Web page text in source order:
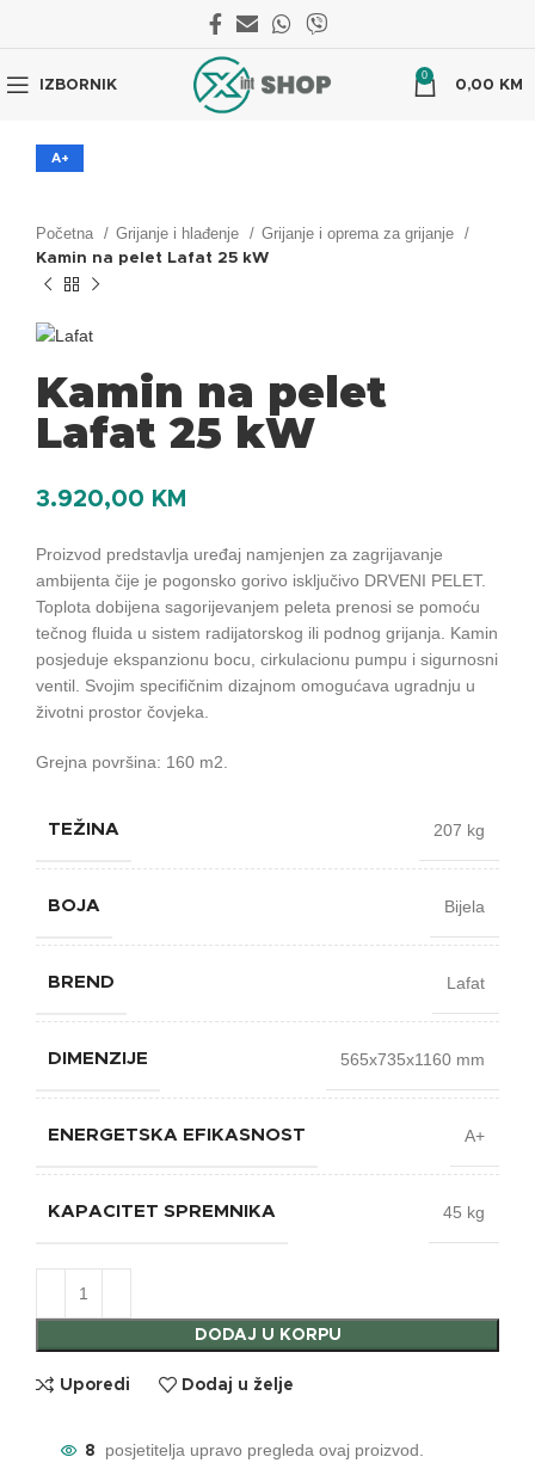
IZBORNIK
0
0,00 KM
A+
Početna Grijanje i hlađenje Grijanje i oprema za grijanje
Kamin na pelet Lafat 25 kW
Kamin na pelet
Lafat 25 kW
3.920,00 KM
Proizvod predstavlja uređaj namjenjen za zagrijavanje
ambijenta čije je pogonsko gorivo isključivo DRVENI PELET.
Toplota dobijena sagorijevanjem peleta prenosi se pomoću
tečnog fluida u sistem radijatorskog ili podnog grijanja. Kamin
posjeduje ekspanzionu bocu, cirkulacionu pumpu i sigurnosni
ventil. Svojim specifičnim dizajnom omogućava ugradnju u
životni prostor čovjeka.
Grejna površina: 160 m2.
TEŽINA 207 kg
BOJA Bijela
BREND Lafat
DIMENZIJE 565x735x1160 mm
ENERGETSKA EFIKASNOST A+
KAPACITET SPREMNIKA 45 kg
DODAJ U KORPU
Uporedi Dodaj u želje
8 posjetitelja upravo pregleda ovaj proizvod.